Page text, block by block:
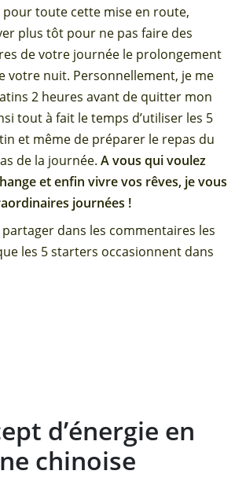
toute cette mise en route,
plus tôt pour ne pas faire des
de votre journée le prolongement
votre nuit. Personnellement, je me
2 heures avant de quitter mon
tout à fait le temps d’utiliser les 5
et même de préparer le repas du
de la journée.A vous qui voulez
et enfin vivre vos rêves, je vous
journées !
partager dans les commentaires les
les 5 starters occasionnent dans
d’énergie en
chinoise